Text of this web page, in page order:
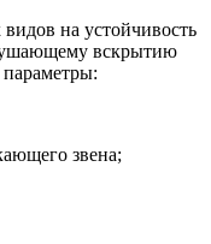
на устойчивость
вскрытию
звена;